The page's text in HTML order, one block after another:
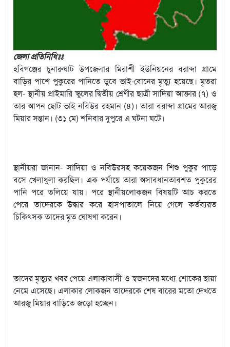
জেলা প্রতিনিধিঃঃ
হবিগঞ্জের চুনারুঘাট উপজেলার মিরাশী ইউনিয়নের বরাব্দা গ্রামে
বাড়ির পাশে পুকুরের পানিতে ডুবে ভাই-বোনের মৃত্যু হয়েছে। মৃতরা
হল- স্থানীয় প্রাইমারি স্কুলের দ্বিতীয় শ্রেণীর ছাত্রী সাদিয়া আক্তার (৭) ও
তার আপন ছোট ভাই নবিউর রহমান (৪)। তারা বরাব্দা গ্রামের আরজু
মিয়ার সন্তান। (৩১ মে) শনিবার দুপুরে এ ঘটনা ঘটে।
স্থানীয়রা জানান- সাদিয়া ও নবিউরসহ কয়েকজন শিশু পুকুর পাড়ে
বসে খেলাধুলা করছিল। এক পর্যায়ে তারা অসাবধানতাবশত পুকুরের
পানি পরে তলিয়ে যায়। পরে স্থানীয়লোকজন বিষয়টি আচ করতে
পেরে তাদেরকে উদ্ধার করে হাসপাতালে নিয়ে গেলে কর্তব্যরত
চিকিৎসক তাদের মৃত ঘোষণা করেন।
তাদের মৃত্যুর খবর পেয়ে এলাকাবাসী ও স্বজনদের মধ্যে শোকের ছায়া
নেমে এসেছে। এলাকার লোকজন তাদেরকে শেষ বারের মতো দেখতে
আরজু মিয়ার বাড়িতে জড়ো হচ্ছেন।